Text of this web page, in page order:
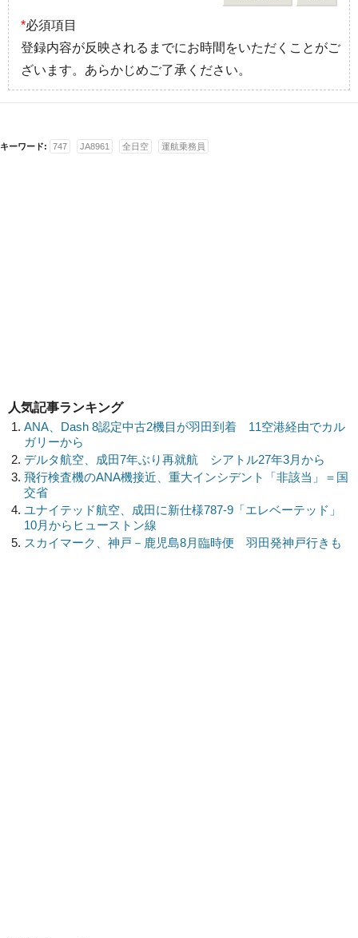
*必須項目
登録内容が反映されるまでにお時間をいただくことがご
ざいます。あらかじめご了承ください。
キーワード: 747 JA8961 全日空 運航乗務員
人気記事ランキング
ANA、Dash 8認定中古2機目が羽田到着 11空港経由でカル
ガリーから
デルタ航空、成田7年ぶり再就航 シアトル27年3月から
飛行検査機のANA機接近、重大インシデント「非該当」＝国
交省
ユナイテッド航空、成田に新仕様787-9「エレベーテッド」
10月からヒューストン線
スカイマーク、神戸－鹿児島8月臨時便 羽田発神戸行きも